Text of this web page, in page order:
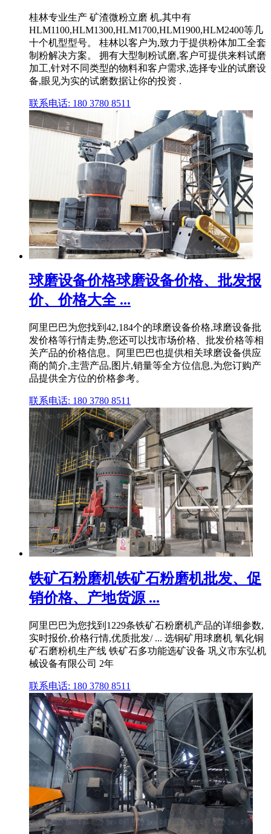
桂林专业生产 矿渣微粉立磨 机,其中有
HLM1100,HLM1300,HLM1700,HLM1900,HLM2400等几
十个机型型号。 桂林以客户为,致力于提供粉体加工全套
制粉解决方案。 拥有大型制粉试磨,客户可提供来料试磨
加工,针对不同类型的物料和客户需求,选择专业的试磨设
备,眼见为实的试磨数据让你的投资 .
联系电话: 180 3780 8511
球磨设备价格球磨设备价格、批发报
价、价格大全 ...
阿里巴巴为您找到42,184个的球磨设备价格,球磨设备批
发价格等行情走势,您还可以找市场价格、批发价格等相
关产品的价格信息。阿里巴巴也提供相关球磨设备供应
商的简介,主营产品,图片,销量等全方位信息,为您订购产
品提供全方位的价格参考。
联系电话: 180 3780 8511
铁矿石粉磨机铁矿石粉磨机批发、促
销价格、产地货源 ...
阿里巴巴为您找到1229条铁矿石粉磨机产品的详细参数,
实时报价,价格行情,优质批发/ ... 选铜矿用球磨机 氧化铜
矿石磨粉机生产线 铁矿石多功能选矿设备 巩义市东弘机
械设备有限公司 2年
联系电话: 180 3780 8511